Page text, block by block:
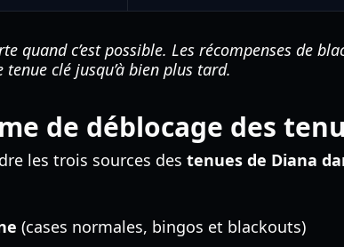
quand c’est possible. Les récompenses de
clé jusqu’à bien plus tard.
de déblocage des
les trois sources des tenues de Diana
(cases normales, bingos et blackouts)